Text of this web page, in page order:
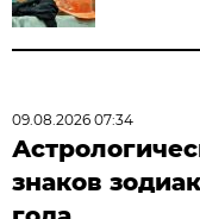
09.08.2026 07:34
знаков